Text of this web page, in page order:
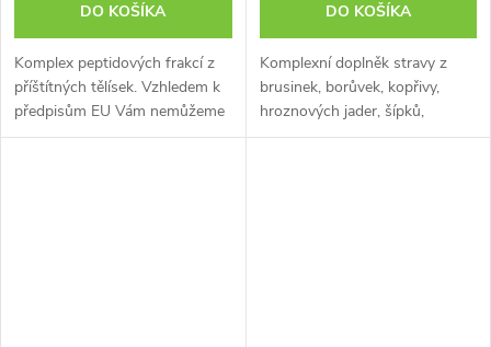
DO KOŠÍKA
Komplex peptidových frakcí z
příštítných tělísek. Vzhledem k
předpisům EU Vám nemůžeme
sdělit všechny přínosy tohoto
DO KOŠÍKA
Komplexní doplněk stravy z
brusinek, borůvek, kopřivy,
hroznových jader, šípků,
lékořice a zeleného čaje.